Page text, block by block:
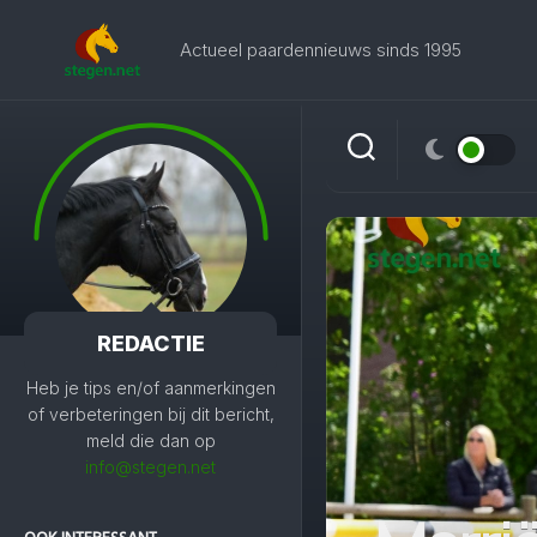
Actueel paardennieuws sinds 1995
REDACTIE
Heb je tips en/of aanmerkingen
of verbeteringen bij dit bericht,
meld die dan op
info@stegen.net